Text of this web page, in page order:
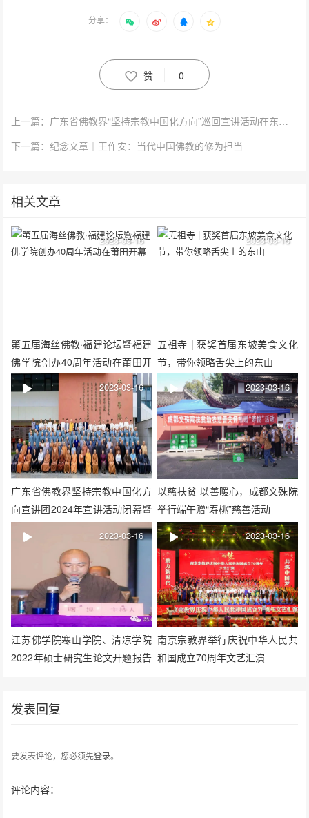
分享：
赞 0
上一篇：广东省佛教界“坚持宗教中国化方向”巡回宣讲活动在东莞大岭山观音寺举行
下一篇：纪念文章｜王作安：当代中国佛教的修为担当
相关文章
第五届海丝佛教·福建论坛暨福建
佛学院创办40周年活动在莆田开
幕
2023-03-16
五祖寺 | 获奖首届东坡美食文化
节，带你领略舌尖上的东山
2023-03-16
广东省佛教界坚持宗教中国化方
向宣讲团2024年宣讲活动闭幕暨
广东省佛教协会对外交流委员会
第一次会议在本焕学院举行
2023-03-16
以慈扶贫 以善暖心，成都文殊院
举行端午赠“寿桃”慈善活动
2023-03-16
江苏佛学院寒山学院、清凉学院
2022年硕士研究生论文开题报告
2023-03-16
南京宗教界举行庆祝中华人民共
和国成立70周年文艺汇演
2023-03-16
发表回复
要发表评论，您必须先登录。
评论内容：